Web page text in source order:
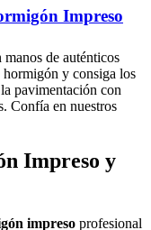
Impreso
de auténticos
y consiga los
pavimentación con
Confía en nuestros
Impreso y
impresoprofesional